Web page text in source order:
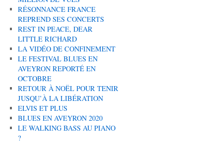
RÉSONNANCE FRANCE
REPREND SES CONCERTS
REST IN PEACE, DEAR
LITTLE RICHARD
LA VIDÉO DE CONFINEMENT
LE FESTIVAL BLUES EN
AVEYRON REPORTÉ EN
OCTOBRE
RETOUR À NOËL POUR TENIR
JUSQU’À LA LIBÉRATION
ELVIS ET PLUS
BLUES EN AVEYRON 2020
LE WALKING BASS AU PIANO
?